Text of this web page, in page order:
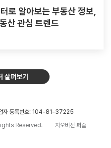
로 알아보는 부동산 정보,
산 관심 트렌드
살펴보기
자 등록번호: 104-81-37225
Reserved.
지오비전 퍼즐